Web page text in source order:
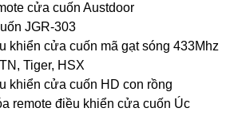
cửa cuốn Austdoor
JGR-303
khiển cửa cuốn mã gạt sóng 433Mhz
Tiger, HSX
khiển cửa cuốn HD con rồng
remote điều khiển cửa cuốn Úc